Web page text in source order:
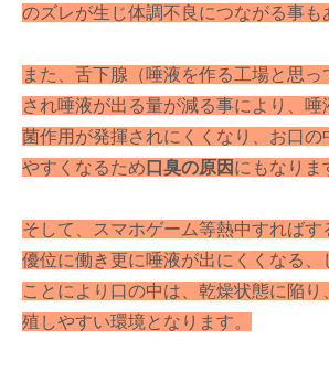
のズレが生じ体調不良につながる事も
また、舌下腺（唾液を作る工場と思っ
され唾液が出る量が減る事により、
菌作用が発揮されにくくなり、お口の
やすくなるため 口臭の原因 にもなりま
そして、スマホゲーム等熱中すればす
優位に働き更に唾液が出にくくなる、
ことにより口の中は、乾燥状態に陥り
殖しやすい環境となります。